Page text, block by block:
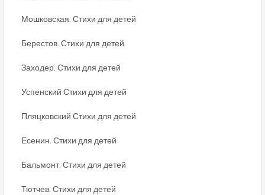
Мошковская. Стихи для детей
Берестов. Стихи для детей
Заходер. Стихи для детей
Успенский Стихи для детей
Пляцковский Стихи для детей
Есенин. Стихи для детей
Бальмонт. Стихи для детей
Тютчев. Стихи для детей